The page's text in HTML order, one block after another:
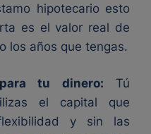
hipotecario esto
es el valor real de
los años que tengas.
tu dinero: Tú
el capital que
y sin las